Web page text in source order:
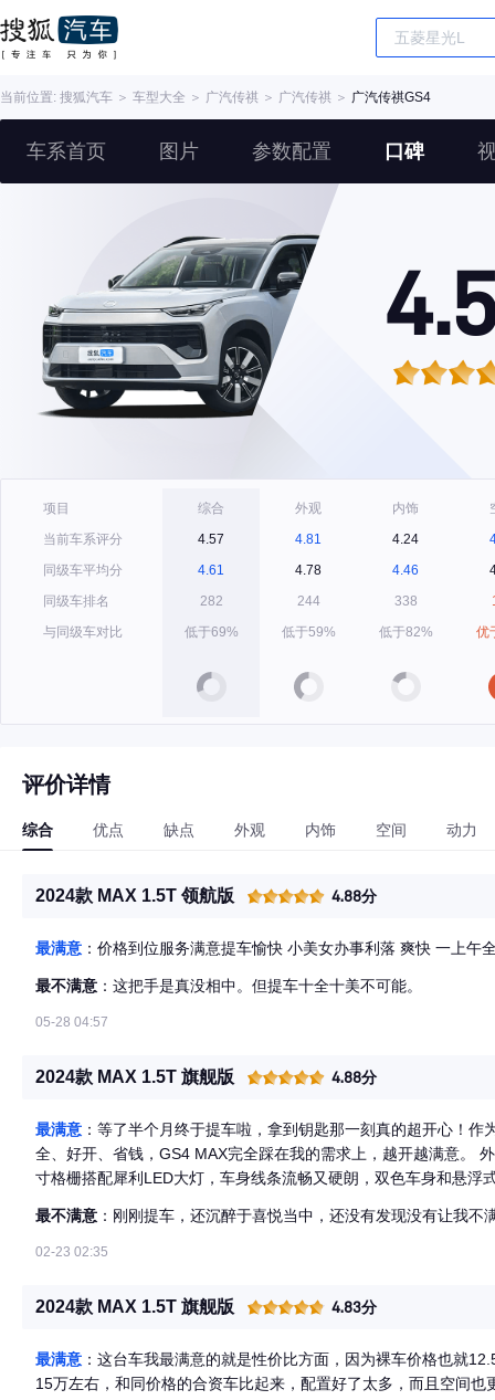
当前位置: 搜狐汽车 ＞ 车型大全 ＞ 广汽传祺 ＞ 广汽传祺 ＞ 广汽传祺GS4
车系首页 图片 参数配置 口碑
项目
当前车系评分
同级车平均分
同级车排名
与同级车对比
综合
4.57
4.61
282
低于69%
外观
4.81
4.78
244
低于59%
内饰
4.24
4.46
338
低于82%
优
评价详情
综合 优点 缺点 外观 内饰 空间 动力
2024款 MAX 1.5T 领航版 4.88分
最满意 ：价格到位服务满意提车愉快 小美女办事利落 爽快 一上午
最不满意 ：这把手是真没相中。但提车十全十美不可能。
05-28 04:57
2024款 MAX 1.5T 旗舰版 4.88分
最满意 ：等了半个月终于提车啦，拿到钥匙那一刻真的超开心！
全、好开、省钱，GS4 MAX完全踩在我的需求上，越开越满意。 外观：大气耐看，停在小区都被问链接 前脸的大尺
寸格栅搭配犀利LED大灯，车身线条流畅又硬朗，双色车身和悬浮
三个成年人不挤，孩子在后排玩玩具、老人坐长途都不憋屈。后
装行李箱、拉年货都轻松，上次带娃去露营，帐篷、野餐垫、滑板车一股脑全塞下了。
校舒服，过减速带滤震不颠，新手也好掌控。油耗很惊喜，WLTC
致，长时间开车也不觉得累。14.6英寸悬浮大屏+全液晶仪表，科
小祺就帮你搞定了，开车更安全。 配置对家用太友好：L2级智能
最不满意 ：刚刚提车，还沉醉于喜悦当中，还没有发现没有让我不
02-23 02:35
2024款 MAX 1.5T 旗舰版 4.83分
最满意 ：这台车我最满意的就是性价比方面，因为裸车价格也就
15万左右，和同价格的合资车比起来，配置好了太多，而且空间也